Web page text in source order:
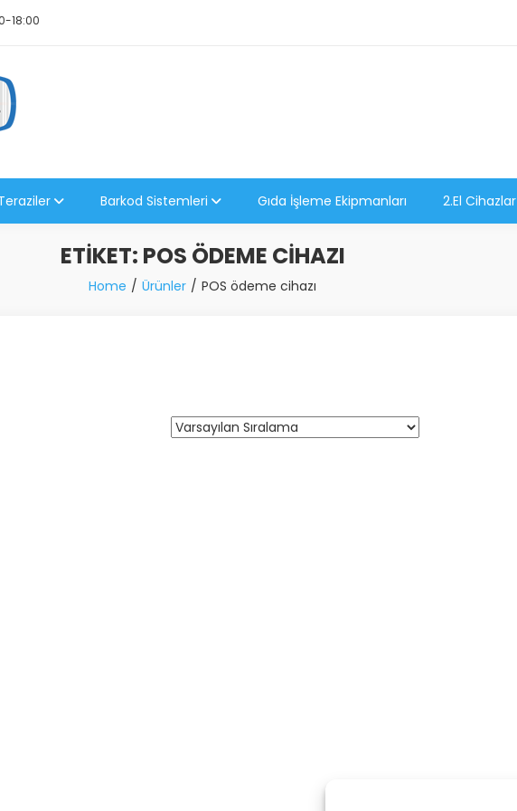
18:00
Barkod Sistemleri Gıda İşleme Ekipmanları 2.El Cihazlar
ETIKET: POS ÖDEME CIHAZI
Home Ürünler POS ödeme cihazı